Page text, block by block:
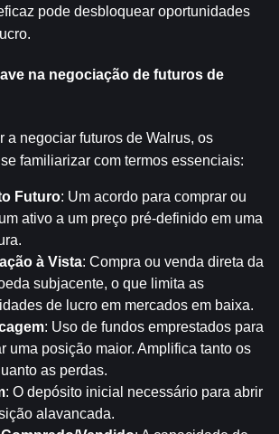
pode desbloquear oportunidades
na negociação de futuros de
a negociar futuros de Walrus, os
familiarizar com termos essenciais:
Futuro: Um acordo para comprar ou
ativo a um preço pré-definido em uma
à Vista: Compra ou venda direta da
subjacente, o que limita as
de lucro em mercados em baixa.
: Uso de fundos emprestados para
uma posição maior. Amplifica tanto os
as perdas.
: O depósito inicial necessário para abrir
alavancada.